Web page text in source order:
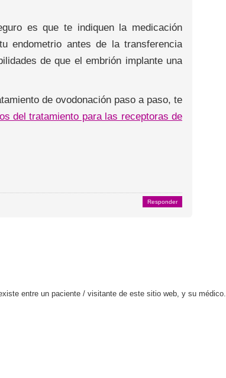
es que te indiquen la medicación
endometrio antes de la transferencia
de que el embrión implante una
de ovodonación paso a paso, te
del tratamiento para las receptoras de
Responder
entre un paciente / visitante de este sitio web, y su médico.